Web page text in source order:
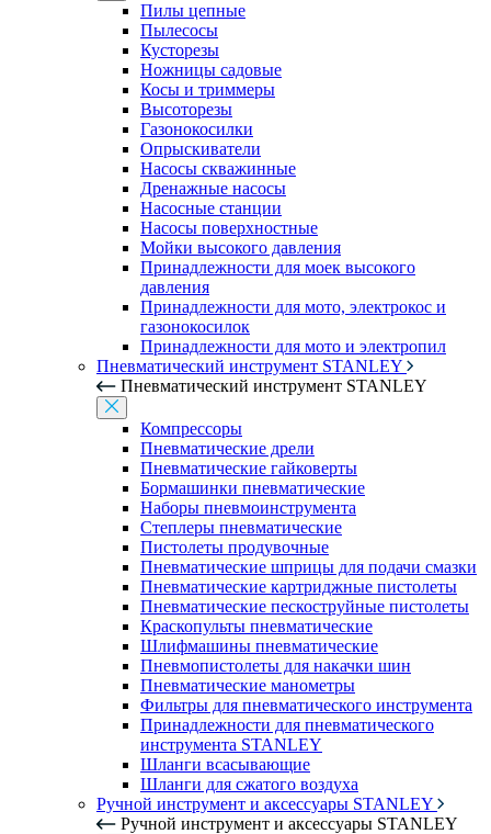
Пилы цепные
Пылесосы
Кусторезы
Ножницы садовые
Косы и триммеры
Высоторезы
Газонокосилки
Опрыскиватели
Насосы скважинные
Дренажные насосы
Насосные станции
Насосы поверхностные
Мойки высокого давления
Принадлежности для моек высокого
давления
Принадлежности для мото, электрокос и
газонокосилок
Принадлежности для мото и электропил
Пневматический инструмент STANLEY
Пневматический инструмент STANLEY
Компрессоры
Пневматические дрели
Пневматические гайковерты
Бормашинки пневматические
Наборы пневмоинструмента
Степлеры пневматические
Пистолеты продувочные
Пневматические шприцы для подачи смазки
Пневматические картриджные пистолеты
Пневматические пескоструйные пистолеты
Краскопульты пневматические
Шлифмашины пневматические
Пневмопистолеты для накачки шин
Пневматические манометры
Фильтры для пневматического инструмента
Принадлежности для пневматического
инструмента STANLEY
Шланги всасывающие
Шланги для сжатого воздуха
Ручной инструмент и аксессуары STANLEY
Ручной инструмент и аксессуары STANLEY